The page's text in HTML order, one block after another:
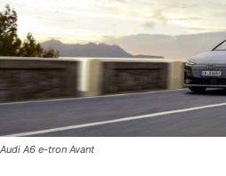
Audi A6 e-tron Avant